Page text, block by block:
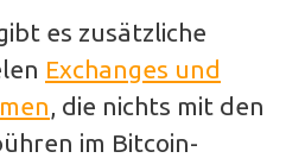
es zusätzliche
Exchanges und
, die nichts mit den
im Bitcoin-